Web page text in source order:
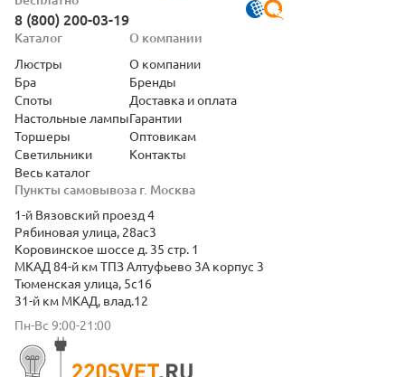
8 (800) 200-03-19
Пункты самовывоза г. Москва
1-й Вязовский проезд 4
Рябиновая улица, 28ас3
Коровинское шоссе д. 35 стр. 1
МКАД 84-й км ТПЗ Алтуфьево 3А корпус 3
Тюменская улица, 5с16
31-й км МКАД, влад.12
Пн-Вс 9:00-21:00
Каталог
Люстры
Бра
Споты
Настольные лампы
Торшеры
Светильники
Весь каталог
О компании
О компании
Бренды
Доставка и оплата
Гарантии
Оптовикам
Контакты